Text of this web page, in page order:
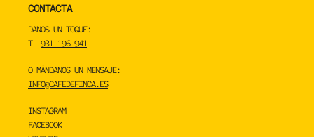
CONTACTA
DANOS UN TOQUE:
T- 931 196 941
O MÁNDANOS UN MENSAJE:
INFO@CAFEDEFINCA.ES
INSTAGRAM
FACEBOOK